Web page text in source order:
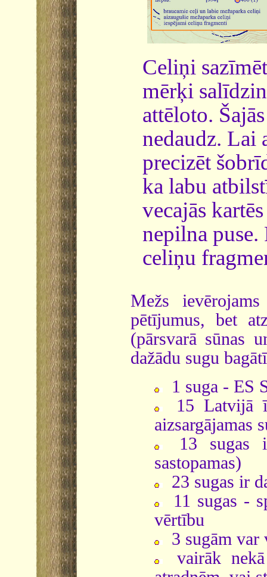
Celiņi
mērķi
attēloto.
nedaudz. Lai
precizēt
ka labu
vecajās
nepilna puse.
celiņu
Mežs
pētījumus, bet
(pārsvarā sūnas
dažādu sugu
1 suga - ES
15 Latvijā
aizsargājamas
13 sugas
sastopamas)
23 sugas ir
11 sugas -
vērtību
3 sugām
vairāk